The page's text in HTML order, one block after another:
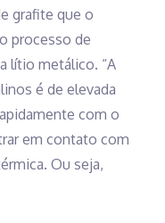
grafite que o
processo de
lítio metálico. “A
é de elevada
com o
em contato com
Ou seja,